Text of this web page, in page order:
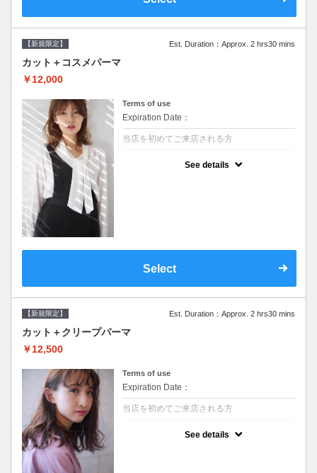
【新規限定】 Est. Duration：Approx. 2 hrs30 mins
カット＋コスメパーマ
￥12,000
Terms of use
Expiration Date：
当店を初めてご来店される方
See details
Select
【新規限定】 Est. Duration：Approx. 2 hrs30 mins
カット＋クリープパーマ
￥12,500
Terms of use
Expiration Date：
当店を初めてご来店される方
See details